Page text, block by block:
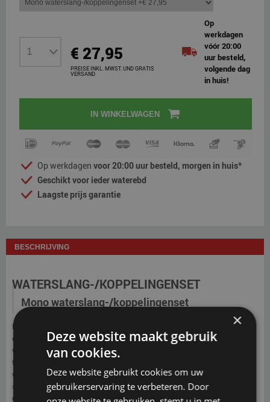
€ 27,95
PREISE INKL. MWST. UND GRATIS
VERSAND
Op
werkdagen
vóór 20:00
uur besteld,
volgende dag
in huis!
IN WINKELWAGEN
Op werkdagen voor 20:00 uur besteld, morgen in huis*
Geschikt voor ieder waterebd
Laagste prijs garantie
BESCHRIJVING
WATERSLANG-/KOPPELINGENSET
Mono waterslang-/koppelingenset
Een waterbed bijvullen of een waterbed vullen vullen met tuinslang is
onverstandig. Het is aangeraden om voor het (opnieuw) vullen van uw
watermatras een nieuwe waterslang te gebruiken. Bij een gebruikte
tuinslang kunnen er bacteriën in de slang aanwezig zijn. Als deze in uw
watermatras terechtkomen, krijgt u onaangename gevolgen. In deze
set vindt u al het nodige om uw mono watermatras makkelijk te vullen.
Gebruik de opzetstukken bij het vullen van uw watermatras. Zo
×
Deze website maakt gebruik
van cookies.
Deze website gebruikt cookies om uw
gebruikerservaring te verbeteren. Door